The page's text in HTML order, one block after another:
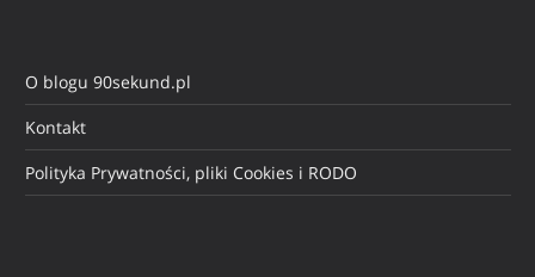
O blogu 90sekund.pl
Kontakt
Polityka Prywatności, pliki Cookies i RODO